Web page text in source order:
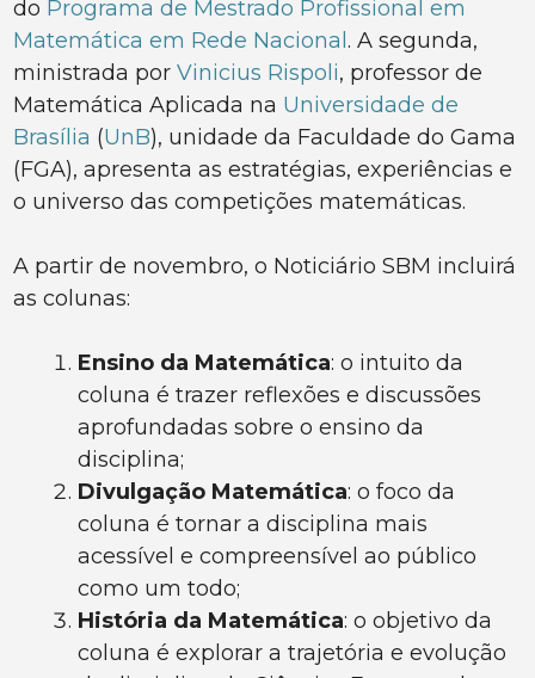
do Programa de Mestrado Profissional em
Matemática em Rede Nacional. A segunda,
ministrada porVinicius Rispoli, professor de
Matemática Aplicada na Universidade de
Brasília (UnB), unidade da Faculdade do Gama
(FGA), apresenta as estratégias, experiências e
o universo das competições matemáticas.
A partir de novembro, o Noticiário SBM incluirá
as colunas:
Ensino da Matemática: o intuito da
coluna é trazer reflexões e discussões
aprofundadas sobre o ensino da
disciplina;
Divulgação Matemática: o foco da
coluna é tornar a disciplina mais
acessível e compreensível ao público
como um todo;
História da Matemática: o objetivo da
coluna é explorar a trajetória e evolução